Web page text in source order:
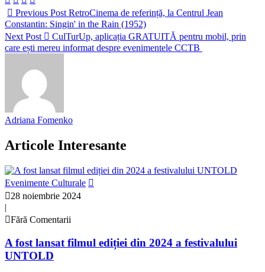
Previous Post RetroCinema de referință, la Centrul Jean
Constantin: Singin' in the Rain (1952)
Next Post
CulTurUp, aplicația GRATUITĂ pentru mobil, prin
care ești mereu informat despre evenimentele CCTB
Adriana Fomenko
Articole Interesante
Evenimente Culturale
28 noiembrie 2024
|
Fără Comentarii
A fost lansat filmul ediției din 2024 a festivalului
UNTOLD